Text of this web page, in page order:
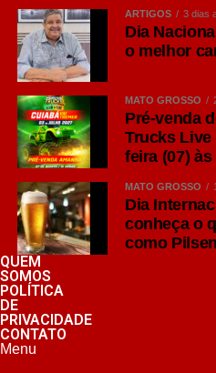
período mais competitivo do
pronta e muito mais
crescendo.
Rômulo Rampini é
credenciado pelo SEBRAE
3TRÊS
WhatsApp
Facebook
Twitter
Messenger
ARTIGOS 3 dias
Dia
o melhor
MATO GROSSO
Pré-venda
Trucks Live
feira (07) às
MATO GROSSO
Dia
conheça o
como
QUEM
SOMOS
POLÍTICA
DE
PRIVACIDADE
CONTATO
Menu